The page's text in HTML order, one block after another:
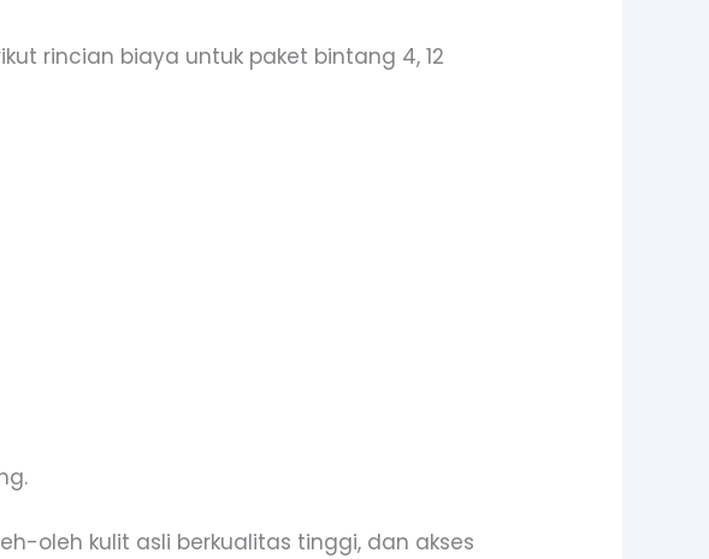
rincian biaya untuk paket bintang 4, 12
oleh kulit asli berkualitas tinggi, dan akses